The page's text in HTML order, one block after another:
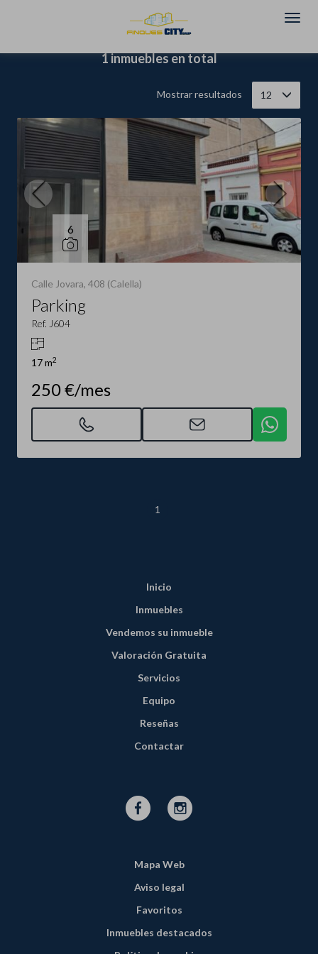
1 inmuebles en total
Mostrar resultados 12
6
Calle Jovara, 408 (Calella)
Parking
Ref. J604
17 m2
250 €/mes
1
Inicio
Inmuebles
Vendemos su inmueble
Valoración Gratuita
Servicios
Equipo
Reseñas
Contactar
Mapa Web
Aviso legal
Favoritos
Inmuebles destacados